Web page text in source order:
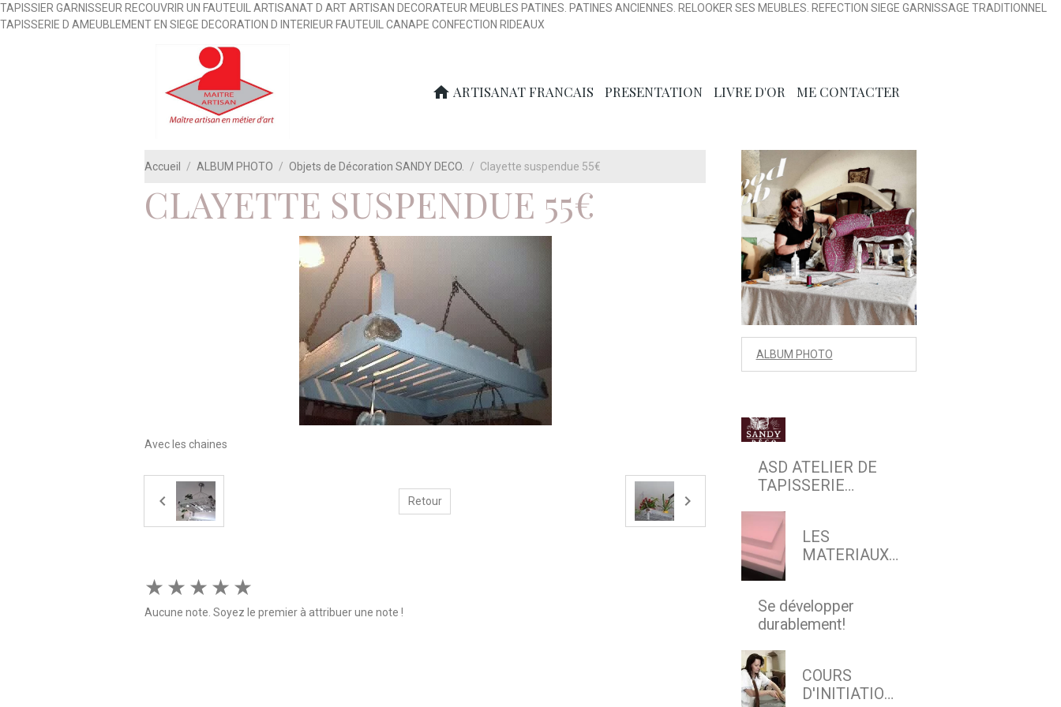
TAPISSIER GARNISSEUR RECOUVRIR UN FAUTEUIL ARTISANAT D ART ARTISAN DECORATEUR MEUBLES PATINES. PATINES ANCIENNES. RELOOKER SES MEUBLES. REFECTION SIEGE GARNISSAGE TRADITIONNEL
TAPISSERIE D AMEUBLEMENT EN SIEGE DECORATION D INTERIEUR FAUTEUIL CANAPE CONFECTION RIDEAUX
ARTISANAT FRANCAIS PRESENTATION LIVRE D'OR ME CONTACTER
Accueil ALBUM PHOTO Objets de Décoration SANDY DECO. Clayette suspendue 55€
CLAYETTE SUSPENDUE 55€
Avec les chaines
Retour
★ ★ ★ ★ ★
Aucune note. Soyez le premier à attribuer une note !
ALBUM PHOTO
ASD ATELIER DE
TAPISSERIE
EN SIEGE & DECOR
LES
MATERIAUX
Se développer
durablement!
COURS
D'INITIATION